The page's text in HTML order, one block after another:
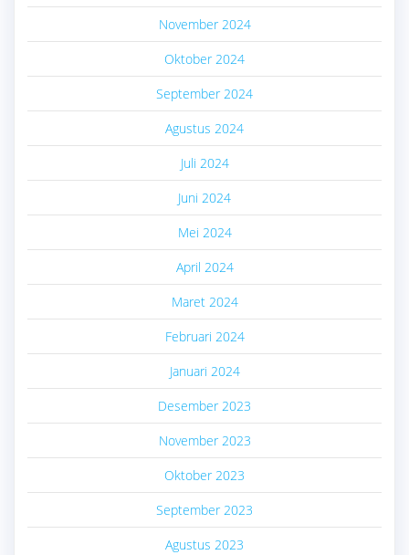
November 2024
Oktober 2024
September 2024
Agustus 2024
Juli 2024
Juni 2024
Mei 2024
April 2024
Maret 2024
Februari 2024
Januari 2024
Desember 2023
November 2023
Oktober 2023
September 2023
Agustus 2023